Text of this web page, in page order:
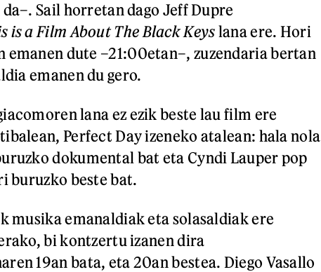
Sail horretan dago Jeff Dupre
is a Film About The Black Keys lana ere. Hori
emanen dute –21:00etan–, zuzendaria bertan
emanen du gero.
lana ez ezik beste lau film ere
Perfect Day izeneko atalean: hala nola
dokumental bat eta Cyndi Lauper pop
buruzko beste bat.
musika emanaldiak eta solasaldiak ere
bi kontzertu izanen dira
19an bata, eta 20an bestea. Diego Vasallo